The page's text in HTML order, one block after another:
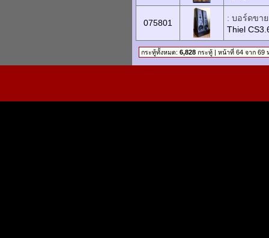
075801
: บอร์ดขาย
Thiel
กระทู้ทั้งหมด: 6,828 กระทู้ | หน้าที่ 64 จาก 69